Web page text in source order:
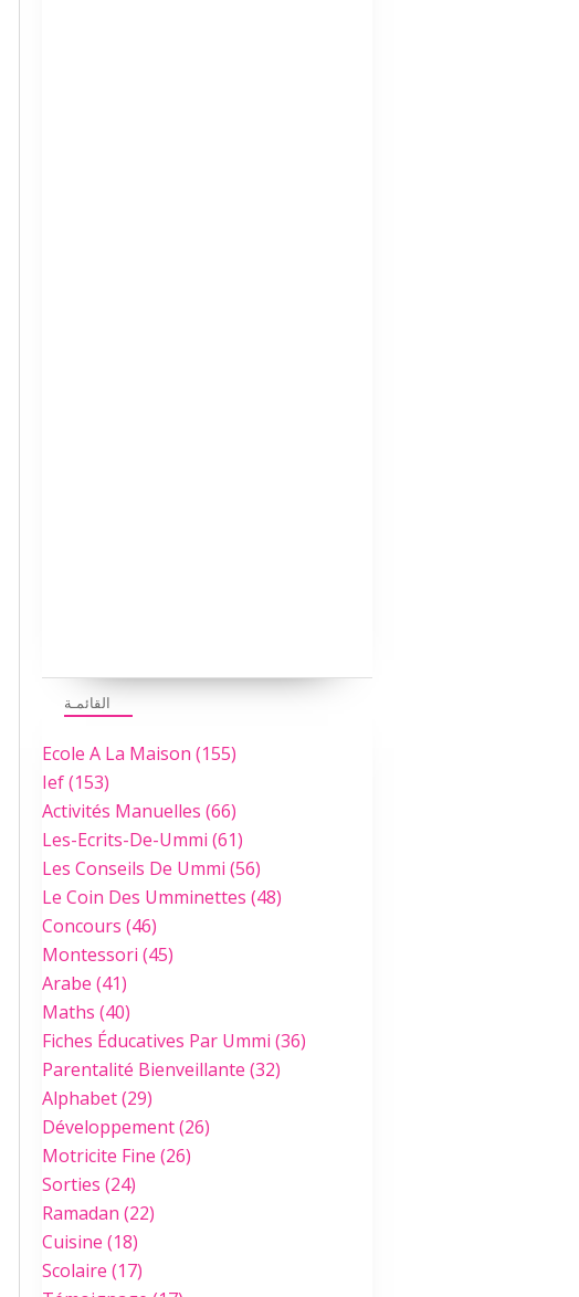
القائمـة
Ecole A La Maison (155)
Ief(153)
Activités Manuelles (66)
Les-Ecrits-De-Ummi (61)
Les Conseils De Ummi (56)
Le Coin Des Umminettes (48)
Concours (46)
Montessori (45)
Arabe (41)
Maths (40)
Fiches Éducatives Par Ummi (36)
Parentalité Bienveillante (32)
Alphabet(29)
Développement(26)
Motricite Fine (26)
Sorties (24)
Ramadan (22)
Cuisine (18)
Scolaire (17)